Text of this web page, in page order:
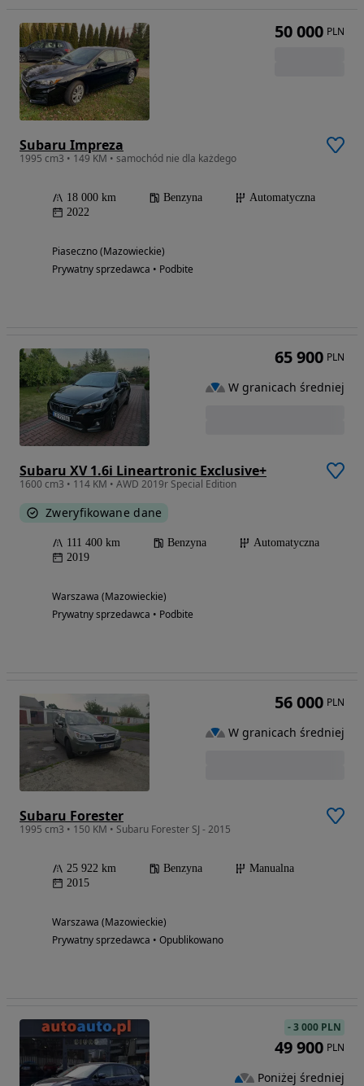
Subaru Impreza
1995 cm3 • 149 KM • samochód nie dla każdego
18 000 km Benzyna
Automatyczna
2022
Piaseczno (Mazowieckie)
Prywatny sprzedawca • Podbite
50 000 PLN
Subaru XV 1.6i Lineartronic Exclusive+
1600 cm3 • 114 KM • AWD 2019r Special Edition
Zweryfikowane dane
111 400 km Benzyna
Automatyczna
2019
Warszawa (Mazowieckie)
Prywatny sprzedawca • Podbite
65 900 PLN
W granicach średniej
Subaru Forester
1995 cm3 • 150 KM • Subaru Forester SJ - 2015
25 922 km Benzyna
Manualna
2015
Warszawa (Mazowieckie)
Prywatny sprzedawca • Opublikowano
56 000 PLN
W granicach średniej
-3 000 PLN
49 900 PLN
Poniżej średniej